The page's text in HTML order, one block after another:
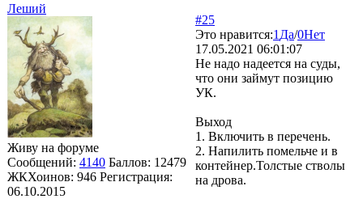
Леший
Живу на форуме
Сообщений: 4140 Баллов: 12479
ЖКХоинов: 946 Регистрация:
06.10.2015
#25
Это нравится:1 Да/0Нет
17.05.2021 06:01:07
Не надо надеется на суды,
что они займут позицию
УК.
Выход
1. Включить в перечень.
2. Напилить помельче и в
контейнер.Толстые стволы
на дрова.